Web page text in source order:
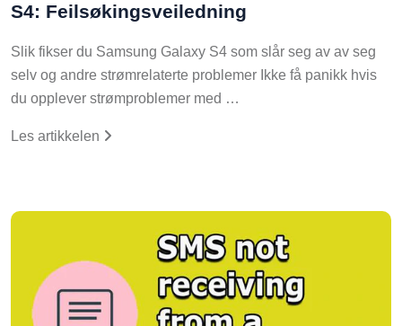
S4: Feilsøkingsveiledning
Slik fikser du Samsung Galaxy S4 som slår seg av av seg
selv og andre strømrelaterte problemer Ikke få panikk hvis
du opplever strømproblemer med …
Les artikkelen